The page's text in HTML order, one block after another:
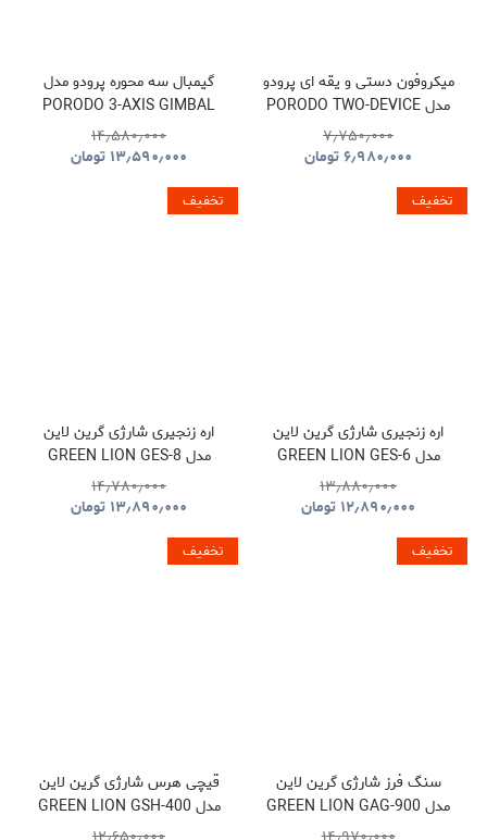
میکروفون دستی و یقه ای پرودو
مدل PORODO TWO-DEVICE
CONNECT HANDHELD
LAVALIER MICROPHONE
۷٫۷۵۰٫۰۰۰
۶٫۹۸۰٫۰۰۰تومان
گیمبال سه محوره پرودو مدل
PORODO 3-AXIS GIMBAL
STABILIZER PDLFST127BK
۱۴٫۵۸۰٫۰۰۰
۱۳٫۵۹۰٫۰۰۰ تومان
تخفیف
اره زنجیری شارژی گرین لاین
مدل GREEN LION GES-6
CORDLESS ELECTRIC
CHAINSAW
۱۳٫۸۸۰٫۰۰۰
۱۲٫۸۹۰٫۰۰۰ تومان
تخفیف
اره زنجیری شارژی گرین لاین
مدل GREEN LION GES-8
BRUSHLESS CORDLESS
CHAINSAW GNOCSWTLGN
۱۴٫۷۸۰٫۰۰۰
۱۳٫۸۹۰٫۰۰۰ تومان
تخفیف
سنگ فرز شارژی گرین لاین
مدل GREEN LION GAG-900
CORDLESS ANGLE
تخفیف
قیچی هرس شارژی گرین لاین
مدل GREEN LION GSH-400
ELECTRIC PRUNING